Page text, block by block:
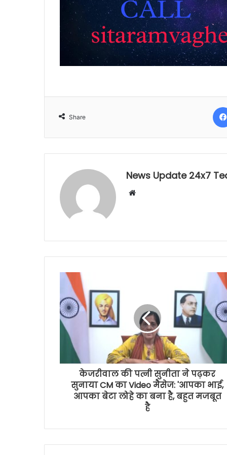
Share
News Update 24x7
Website
केजरीवाल की पत्नी सुनीता ने पढ़कर
सुनाया CM का Video मैसेज: 'आपका भाई,
आपका बेटा लोहे का बना है, बहुत मजबूत
है